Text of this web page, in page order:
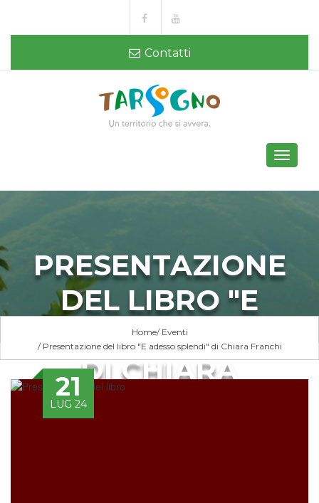
Contatti
Toggle
PRESENTAZIONE
DEL LIBRO "E
ADESSO SPLENDI"
DI CHIARA
Home Eventi
Presentazione del libro "E adesso splendi" di Chiara Franchi
21
LUG 24